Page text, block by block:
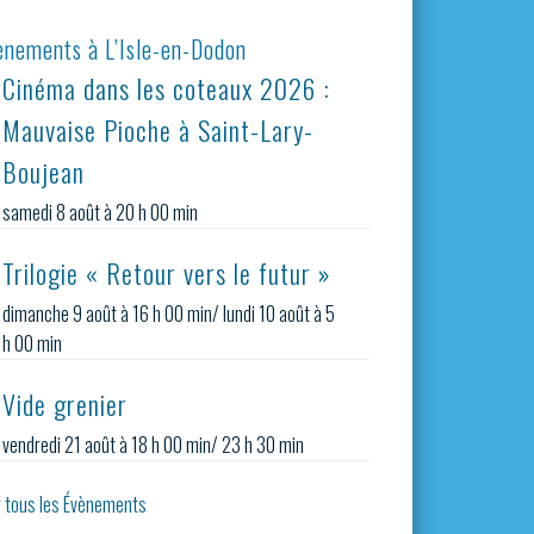
à L’Isle-en-Dodon
Cinéma dans les coteaux 2026 :
Mauvaise Pioche à Saint-Lary-
Boujean
samedi 8 août à 20 h 00 min
Trilogie « Retour vers le futur »
dimanche 9 août à 16 h 00 min/lundi 10 août à 5
h 00 min
Vide grenier
vendredi 21 août à 18 h 00 min/23 h 30 min
les Évènements